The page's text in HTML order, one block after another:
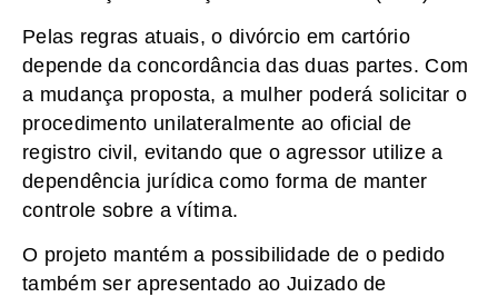
Pelas regras atuais, o divórcio em cartório
depende da concordância das duas partes. Com
a mudança proposta, a mulher poderá solicitar o
procedimento unilateralmente ao oficial de
registro civil, evitando que o agressor utilize a
dependência jurídica como forma de manter
controle sobre a vítima.
O projeto mantém a possibilidade de o pedido
também ser apresentado ao Juizado de